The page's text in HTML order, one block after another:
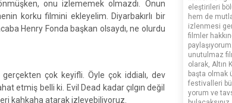
onu izlememek olmazdı. Onun
korku filmini ekleyelim. Diyarbakırlı bir
Henry Fonda başkan olsaydı, ne olurdu
çok keyifli. Öyle çok iddialı, dev
etmiş belli ki. Evil Dead kadar çılgın değil
kahkaha atarak izleyebiliyoruz.
eleştirileri
hem de
izlenmesi
filmler
unutulmaz
olarak, Altın
başta olmak
festivalleri
yorum ve